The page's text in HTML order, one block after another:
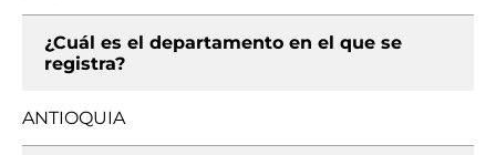
¿Cuál es el departamento en el que se
registra?
ANTIOQUIA